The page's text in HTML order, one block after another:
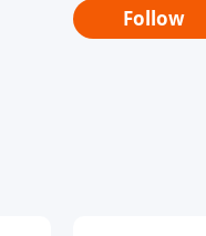
Follow